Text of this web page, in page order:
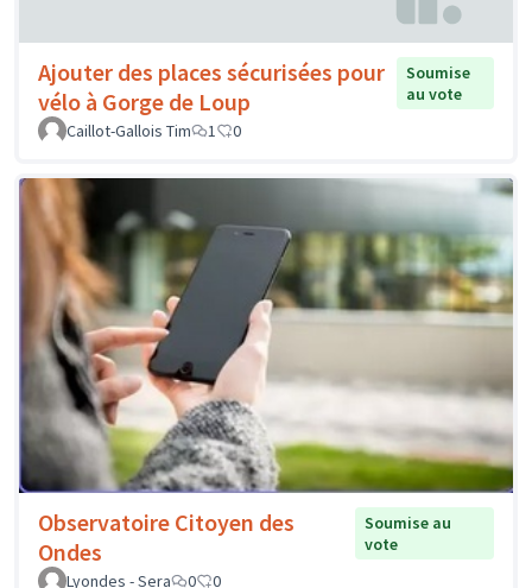
Ajouter des places sécurisées pour
vélo à Gorge de Loup
Soumise
au vote
Caillot-Gallois Tim
1 0
Observatoire Citoyen des
Ondes
Soumise au
vote
Lyondes - Sera
0 0